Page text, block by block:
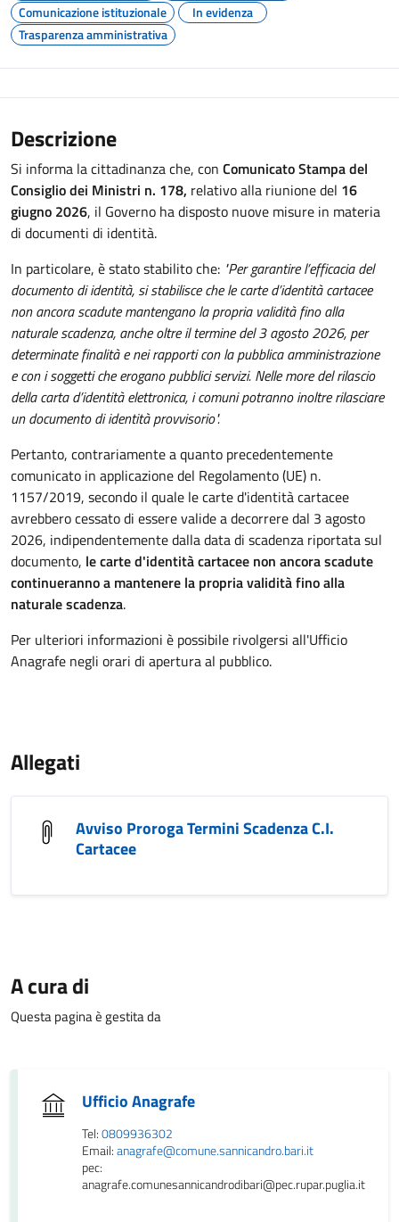
Comunicazione istituzionale
In evidenza
Trasparenza amministrativa
Descrizione
Si informa la cittadinanza che, con Comunicato Stampa del
Consiglio dei Ministri n. 178, relativo alla riunione del 16
giugno 2026, il Governo ha disposto nuove misure in materia
di documenti di identità.
In particolare, è stato stabilito che: "Per garantire l’efficacia del
documento di identità, si stabilisce che le carte d’identità cartacee
non ancora scadute mantengano la propria validità fino alla
naturale scadenza, anche oltre il termine del 3 agosto 2026, per
determinate finalità e nei rapporti con la pubblica amministrazione
e con i soggetti che erogano pubblici servizi. Nelle more del rilascio
della carta d’identità elettronica, i comuni potranno inoltre rilasciare
un documento di identità provvisorio".
Pertanto, contrariamente a quanto precedentemente
comunicato in applicazione del Regolamento (UE) n.
1157/2019, secondo il quale le carte d'identità cartacee
avrebbero cessato di essere valide a decorrere dal 3 agosto
2026, indipendentemente dalla data di scadenza riportata sul
documento, le carte d'identità cartacee non ancora scadute
continueranno a mantenere la propria validità fino alla
naturale scadenza.
Per ulteriori informazioni è possibile rivolgersi all'Ufficio
Anagrafe negli orari di apertura al pubblico.
Allegati
Avviso Proroga Termini Scadenza C.I.
Cartacee
A cura di
Questa pagina è gestita da
Ufficio Anagrafe
Tel:0809936302
Email:anagrafe@comune.sannicandro.bari.it
pec:
anagrafe.comunesannicandrodibari@pec.rupar.puglia.it